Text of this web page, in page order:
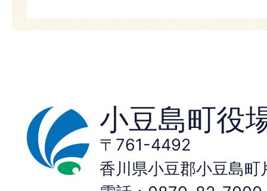
小豆島町役
〒761-4492
香川県小豆郡小豆島